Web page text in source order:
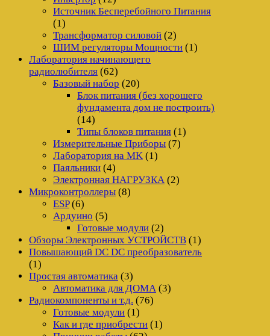
Источник Бесперебойного Питания
(1)
Трансформатор силовой (2)
ШИМ регуляторы Мощности (1)
Лаборатория начинающего
радиолюбителя (62)
Базовый набор (20)
Блок питания (без хорошего
фундамента дом не построить)
(14)
Типы блоков питания (1)
Измерительные Приборы (7)
Лаборатория на MK (1)
Паяльники (4)
Электронная НАГРУЗКА (2)
Микроконтроллеры (8)
ESP(6)
Ардуино (5)
Готовые модули (2)
Обзоры Электронных УСТРОЙСТВ (1)
Повышающий DC DC преобразователь
(1)
Простая автоматика (3)
Автоматика для ДОМА (3)
Радиокомпоненты и т.д. (76)
Готовые модули (1)
Как и где приобрести (1)